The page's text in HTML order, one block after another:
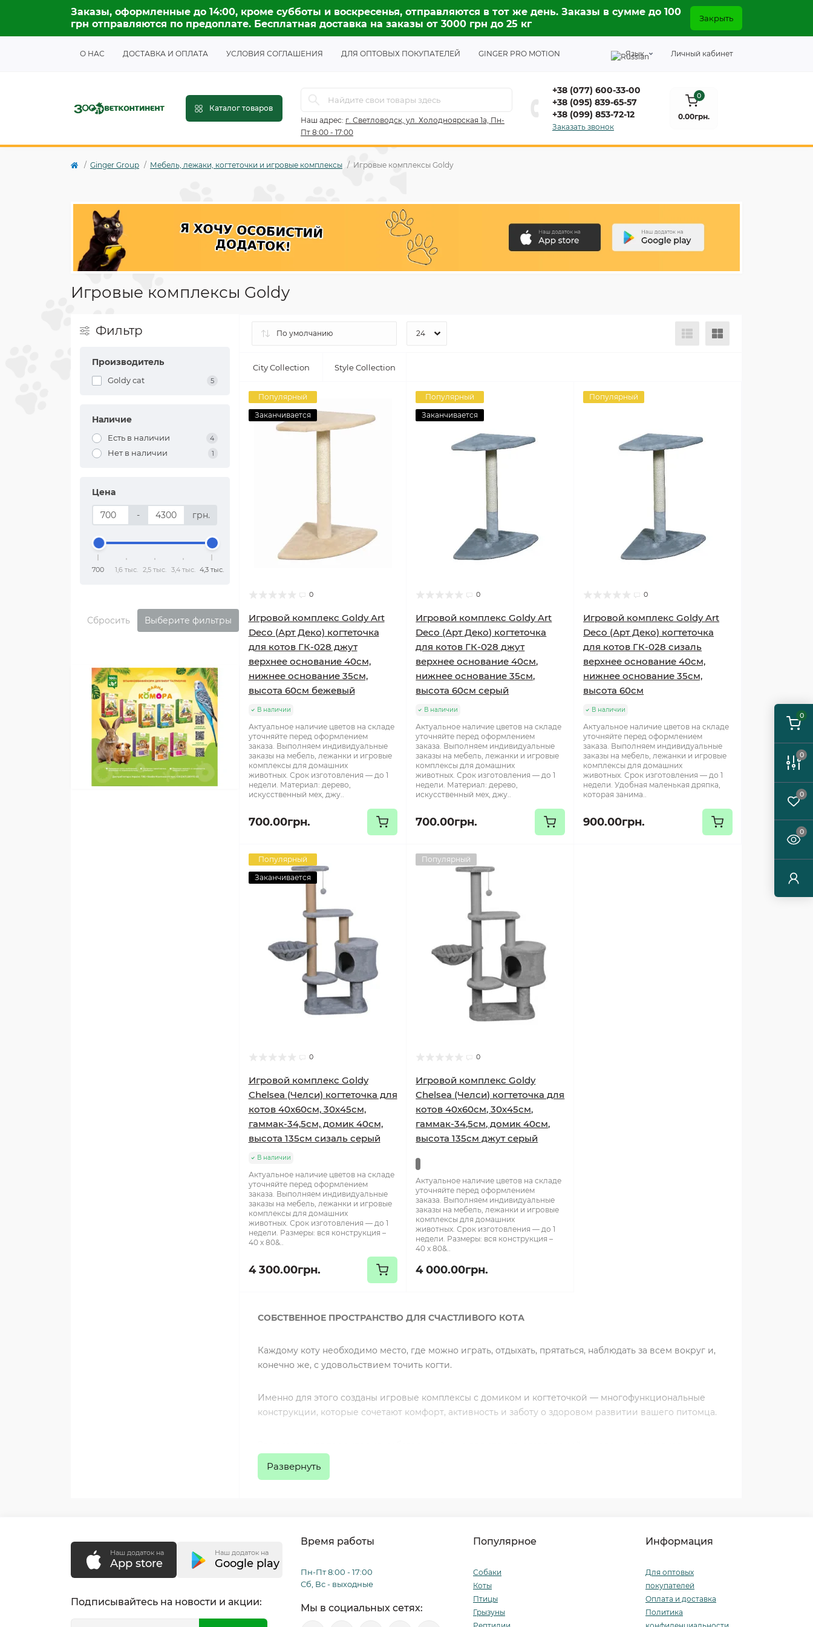
0
0
0
0
Заказы, оформленные до 14:00, кроме субботы и воскресенья, отправляются в тот же день. Заказы в сумме до 100
грн отправляются по предоплате. Бесплатная доставка на заказы от 3000 грн до 25 кг
Закрыть
О НАС ДОСТАВКА И ОПЛАТА УСЛОВИЯ СОГЛАШЕНИЯ ДЛЯ ОПТОВЫХ ПОКУПАТЕЛЕЙ GINGER PRO MOTION Язык Личный кабинет
Каталог товаров
Наш адрес: г. Светловодск, ул. Холодноярская 1а, Пн-
Пт 8:00 - 17:00
+38 (077) 600-33-00
+38 (095) 839-65-57
+38 (099) 853-72-12
Заказать звонок
0
0.00грн.
Ginger Group Мебель, лежаки, когтеточки и игровые комплексы Игровые комплексы Goldy
Игровые комплексы Goldy
Фильтр
Производитель
Goldy cat 5
Наличие
Есть в наличии 4
Нет в наличии 1
Цена
- грн.
700 1,6 тыс. 2,5 тыс. 3,4 тыс. 4,3 тыс.
Сбросить Выберите фильтры
City Collection Style Collection
Популярный
Заканчивается
0
Игровой комплекс Goldy Art
Deco (Арт Деко) когтеточка
для котов ГК-028 джут
верхнее основание 40см,
нижнее основание 35см,
высота 60см бежевый
В наличии
Актуальное наличие цветов на складе
уточняйте перед оформлением
заказа. Выполняем индивидуальные
заказы на мебель, лежанки и игровые
комплексы для домашних
животных. Срок изготовления — до 1
недели. Материал: дерево,
искусственный мех, джу..
700.00грн.
Популярный
Заканчивается
0
Игровой комплекс Goldy Art
Deco (Арт Деко) когтеточка
для котов ГК-028 джут
верхнее основание 40см,
нижнее основание 35см,
высота 60см серый
В наличии
Актуальное наличие цветов на складе
уточняйте перед оформлением
заказа. Выполняем индивидуальные
заказы на мебель, лежанки и игровые
комплексы для домашних
животных. Срок изготовления — до 1
недели. Материал: дерево,
искусственный мех, джу..
700.00грн.
Популярный
0
Игровой комплекс Goldy Art
Deco (Арт Деко) когтеточка
для котов ГК-028 сизаль
верхнее основание 40см,
нижнее основание 35см,
высота 60см
В наличии
Актуальное наличие цветов на складе
уточняйте перед оформлением
заказа. Выполняем индивидуальные
заказы на мебель, лежанки и игровые
комплексы для домашних
животных. Срок изготовления — до 1
недели. Удобная маленькая дряпка,
которая занима..
900.00грн.
Популярный
Заканчивается
0
Игровой комплекс Goldy
Chelsea (Челси) когтеточка для
котов 40х60см, 30х45см,
гаммак-34,5см, домик 40см,
высота 135см сизаль серый
В наличии
Актуальное наличие цветов на складе
уточняйте перед оформлением
заказа. Выполняем индивидуальные
заказы на мебель, лежанки и игровые
комплексы для домашних
животных. Срок изготовления — до 1
недели. Размеры: вся конструкция –
40 х 80&..
4 300.00грн.
Популярный
0
Игровой комплекс Goldy
Chelsea (Челси) когтеточка для
котов 40х60см, 30х45см,
гаммак-34,5см, домик 40см,
высота 135см джут серый
Актуальное наличие цветов на складе
уточняйте перед оформлением
заказа. Выполняем индивидуальные
заказы на мебель, лежанки и игровые
комплексы для домашних
животных. Срок изготовления — до 1
недели. Размеры: вся конструкция –
40 х 80&..
4 000.00грн.
СОБСТВЕННОЕ ПРОСТРАНСТВО ДЛЯ СЧАСТЛИВОГО КОТА
Каждому коту необходимо место, где можно играть, отдыхать, прятаться, наблюдать за всем вокруг и,
конечно же, с удовольствием точить когти.
Именно для этого созданы игровые комплексы с домиком и когтеточкой — многофункциональные
конструкции, которые сочетают комфорт, активность и заботу о здоровом развитии вашего питомца.
Натуральный сизаль
Чрезвычайно прочный, долговечный и комфортный для когтей.
Джут
Практичный материал для ежедневного использования.
Развернуть
Наш додаток на
App store
Наш додаток на
Google play
Подписывайтесь на новости и акции:
Время работы
Пн-Пт 8:00 - 17:00
Сб, Вс - выходные
Мы в социальных сетях:
Популярное
Собаки
Коты
Птицы
Грызуны
Информация
Для оптовых
покупателей
Оплата и доставка
Политика